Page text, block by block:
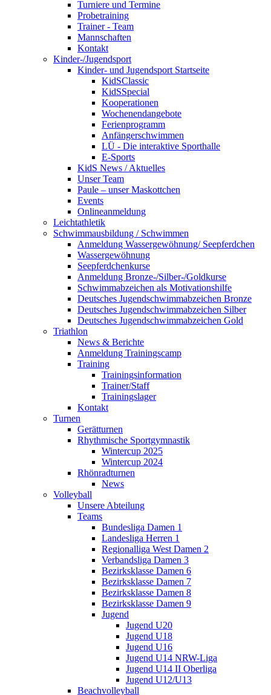
Turniere und Termine
Probetraining
Trainer - Team
Mannschaften
Kontakt
Kinder-/Jugendsport
Kinder- und Jugendsport Startseite
KidSClassic
KidSSpecial
Kooperationen
Wochenendangebote
Ferienprogramm
Anfängerschwimmen
LÜ - Die interaktive Sporthalle
E-Sports
KidS News / Aktuelles
Unser Team
Paule – unser Maskottchen
Events
Onlineanmeldung
Leichtathletik
Schwimmausbildung / Schwimmen
Anmeldung Wassergewöhnung/ Seepferdchen
Wassergewöhnung
Seepferdchenkurse
Anmeldung Bronze-/Silber-/Goldkurse
Schwimmabzeichen als Motivationshilfe
Deutsches Jugendschwimmabzeichen Bronze
Deutsches Jugendschwimmabzeichen Silber
Deutsches Jugendschwimmabzeichen Gold
Triathlon
News & Berichte
Anmeldung Trainingscamp
Training
Trainingsinformation
Trainer/Staff
Trainingslager
Kontakt
Turnen
Gerätturnen
Rhythmische Sportgymnastik
Wintercup 2025
Wintercup 2024
Rhönradturnen
News
Volleyball
Unsere Abteilung
Teams
Bundesliga Damen 1
Landesliga Herren 1
Regionalliga West Damen 2
Verbandsliga Damen 3
Bezirksklasse Damen 6
Bezirksklasse Damen 7
Bezirksklasse Damen 8
Bezirksklasse Damen 9
Jugend
Jugend U20
Jugend U18
Jugend U16
Jugend U14 NRW-Liga
Jugend U14 II Oberliga
Jugend U12/U13
Beachvolleyball